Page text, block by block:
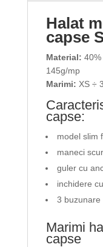
Halat
capse
Material:
145g/mp
Marimi: XS ÷
capse:
model slim
maneci
guler cu
inchidere
3 buzunare
Marimi
capse